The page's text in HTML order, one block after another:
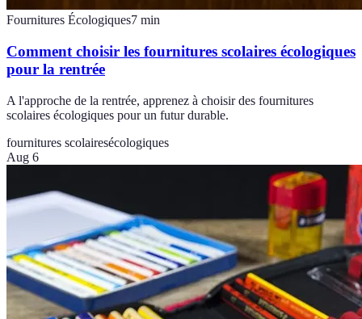
Fournitures Écologiques7 min
Comment choisir les fournitures scolaires écologiques
pour la rentrée
A l'approche de la rentrée, apprenez à choisir des fournitures
scolaires écologiques pour un futur durable.
fournitures scolairesécologiques
Aug 6